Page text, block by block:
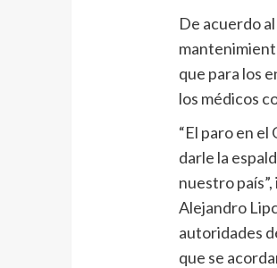
De acuerdo
que para los
los médicos
“El paro en
darle la
nuestro
Alejandro
autoridades
que se